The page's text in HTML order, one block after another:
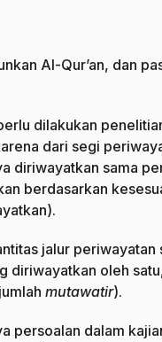
Al-Qur’an, dan
dilakukan
dari segi
diriwayatkan sama
berdasarkan
jalur
diriwayatkan oleh
mutawatir).
persoalan dalam